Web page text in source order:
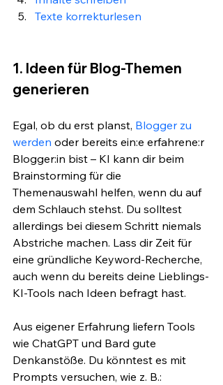
Texte korrekturlesen
1. Ideen für Blog-Themen
generieren
Egal, ob du erst planst, Blogger zu
werden oder bereits ein:e erfahrene:r
Blogger:in bist – KI kann dir beim
Brainstorming für die
Themenauswahl helfen, wenn du auf
dem Schlauch stehst. Du solltest
allerdings bei diesem Schritt niemals
Abstriche machen. Lass dir Zeit für
eine gründliche Keyword-Recherche,
auch wenn du bereits deine Lieblings-
KI-Tools nach Ideen befragt hast.
Aus eigener Erfahrung liefern Tools
wie ChatGPT und Bard gute
Denkanstöße. Du könntest es mit
Prompts versuchen, wie z. B.: